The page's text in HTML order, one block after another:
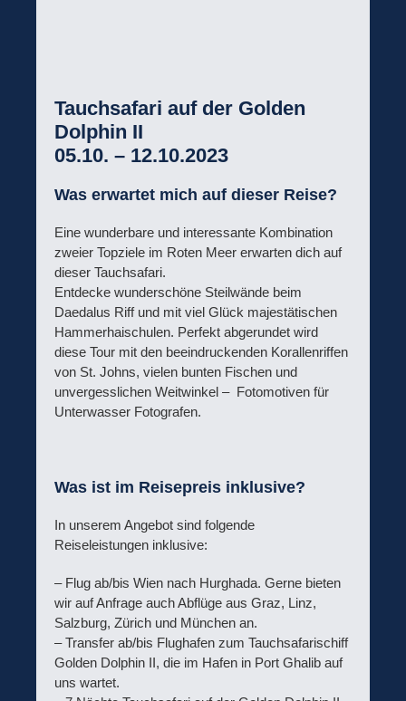
Tauchsafari auf der Golden
Dolphin II
05.10. – 12.10.2023
Was erwartet mich auf dieser Reise?
Eine wunderbare und interessante Kombination
zweier Topziele im Roten Meer erwarten dich auf
dieser Tauchsafari.
Entdecke wunderschöne Steilwände beim
Daedalus Riff und mit viel Glück majestätischen
Hammerhaischulen. Perfekt abgerundet wird
diese Tour mit den beeindruckenden Korallenriffen
von St. Johns, vielen bunten Fischen und
unvergesslichen Weitwinkel – Fotomotiven für
Unterwasser Fotografen.
Was ist im Reisepreis inklusive?
In unserem Angebot sind folgende
Reiseleistungen inklusive:
– Flug ab/bis Wien nach Hurghada. Gerne bieten
wir auf Anfrage auch Abflüge aus Graz, Linz,
Salzburg, Zürich und München an.
– Transfer ab/bis Flughafen zum Tauchsafarischiff
Golden Dolphin II, die im Hafen in Port Ghalib auf
uns wartet.